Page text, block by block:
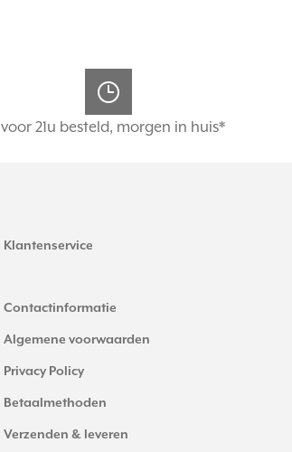
voor 21u besteld, morgen in huis*
Klantenservice
Contactinformatie
Algemene voorwaarden
Privacy Policy
Betaalmethoden
Verzenden & leveren